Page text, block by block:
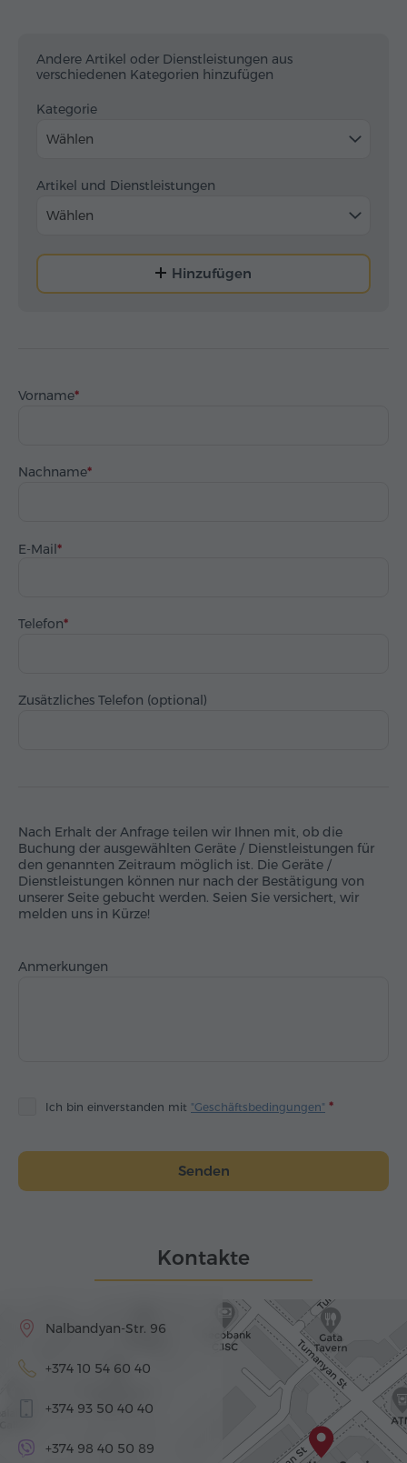
Andere Artikel oder Dienstleistungen aus
verschiedenen Kategorien hinzufügen
Kategorie
Wählen
Artikel und Dienstleistungen
Wählen
Hinzufügen
Vorname
Nachname
E-Mail
Telefon
Zusätzliches Telefon (optional)
Nach Erhalt der Anfrage teilen wir Ihnen mit, ob die
Buchung der ausgewählten Geräte / Dienstleistungen für
den genannten Zeitraum möglich ist. Die Geräte /
Dienstleistungen können nur nach der Bestätigung von
unserer Seite gebucht werden. Seien Sie versichert, wir
melden uns in Kürze!
Anmerkungen
Ich bin einverstanden mit "Geschäftsbedingungen"
Senden
Kontakte
Nalbandyan-Str. 96
+374 10 54 60 40
+374 93 50 40 40
+374 98 40 50 89